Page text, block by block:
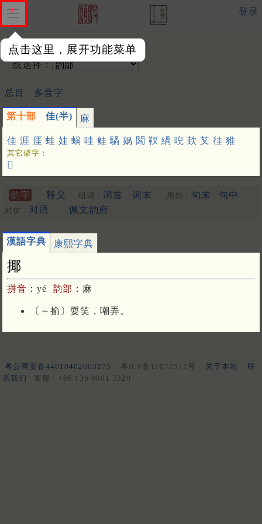
点击这里，展开功能菜单
登录
输入韵字：
或选择：
总目 多音字
第十部 佳(半) 麻
佳 涯 厓 蛙 娃 蜗 哇 鲑 騧 娲 䦱 靫 緺 唲 㰪 芆 徍 猚
其它僻字：
𦶎
韵字 释义 组词： 词首 词末 用韵： 句末 句中
对仗： 对语 佩文韵府
漢語字典 康熙字典
揶
拼音： yé 韵部： 麻
〔～揄〕耍笑，嘲弄。
粤公网安备44010402003275 粤ICP备17077571号 关于本站
联
系我们
客服：+86 136 0901 3320